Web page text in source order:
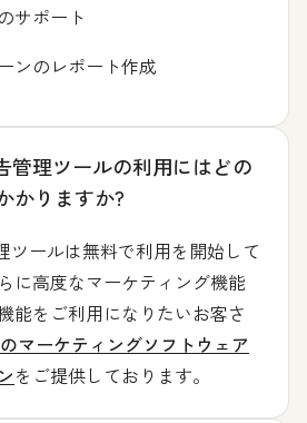
サポート
ンのレポート作成
管理ツールの利用にはどの
かりますか?
ツールは無料で利用を開始して
に高度なマーケティング機能
能をご利用になりたいお客さ
マーケティングソフトウェア
をご提供しております。